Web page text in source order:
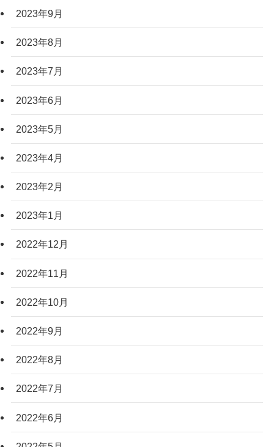
2023年9月
2023年8月
2023年7月
2023年6月
2023年5月
2023年4月
2023年2月
2023年1月
2022年12月
2022年11月
2022年10月
2022年9月
2022年8月
2022年7月
2022年6月